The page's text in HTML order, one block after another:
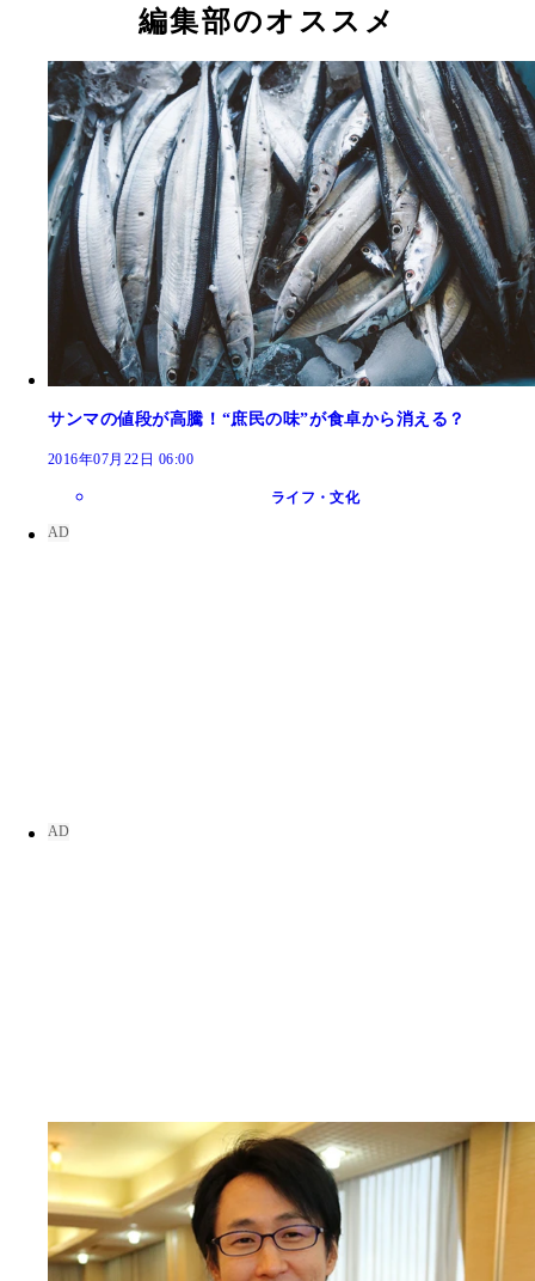
編集部のオススメ
サンマの値段が高騰！“庶民の味”が食卓から消える？
2016年07月22日 06:00
ライフ・文化